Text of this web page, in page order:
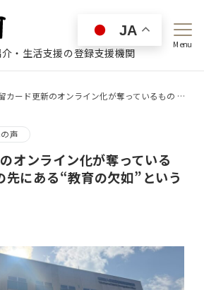
介・生活支援の登録支援機関
Menu
ード更新のオンライン化が奪っているもの ― 効率化の先にある“教育の欠如”という問題
声
オンライン化が奪っている
にある“教育の欠如”という
JA